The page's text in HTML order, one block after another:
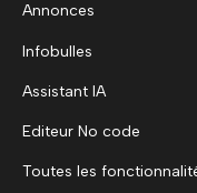
Annonces
Infobulles
Assistant IA
Editeur No code
Toutes les